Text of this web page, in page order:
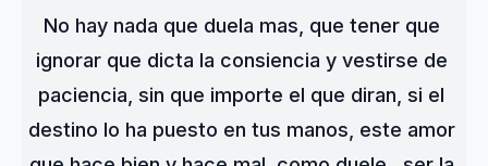
No hay nada que duela mas, que tener que
ignorar que dicta la consiencia y vestirse de
paciencia, sin que importe el que diran, si el
destino lo ha puesto en tus manos, este amor